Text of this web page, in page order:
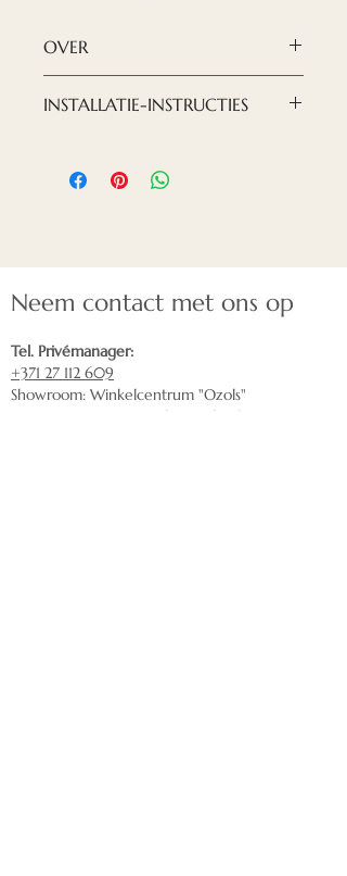
OVER
0,3kg
PET-vilt
Maten
INSTALLATIE-INSTRUCTIES
op het systeem van profielen
Neem contact met ons op
Tel. Privémanager:
+371 27 112 609
Showroom: Winkelcentrum "Ozols"
Mazā Rencēnu 1, Latgales priekšpilsēta, Rīga,